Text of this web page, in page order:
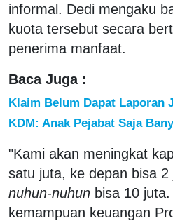
informal. Dedi mengaku
kuota tersebut secara
penerima manfaat.
Baca Juga :
Klaim Belum Dapat Laporan
KDM: Anak Pejabat Saja
"Kami akan meningkat
satu juta, ke depan bisa
nuhun-nuhun bisa 10
kemampuan keuangan